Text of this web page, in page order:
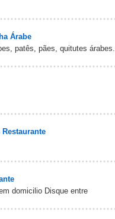
Árabe
patês, pães, quitutes árabes.
domicilio Disque entre